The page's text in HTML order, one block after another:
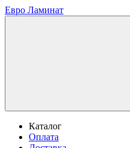
Евро Ламинат
Каталог
Оплата